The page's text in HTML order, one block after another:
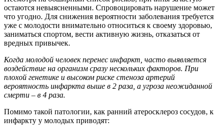
остаются невыясненными. Спровоцировать нарушение может
что угодно. Для снижения вероятности заболевания требуется
уже с молодости внимательно относиться к своему здоровью,
заниматься спортом, вести активную жизнь, отказаться от
вредных привычек.
Когда молодой человек перенес инфаркт, часто выявляется
воздействие на организм сразу нескольких факторов. При
плохой генетике и высоком риске стеноза артерий
вероятность инфаркта выше в 2 раза, а угроза неожиданной
смерти – в 4 раза.
Помимо такой патологии, как ранний атеросклероз сосудов, к
инфаркту у молодых приводят: